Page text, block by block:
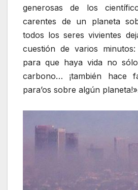
generosas de los
carentes de un planeta
todos los seres vivientes
cuestión de varios minutos:
para que haya vida no
carbono… ¡también hace
para’os sobre algún